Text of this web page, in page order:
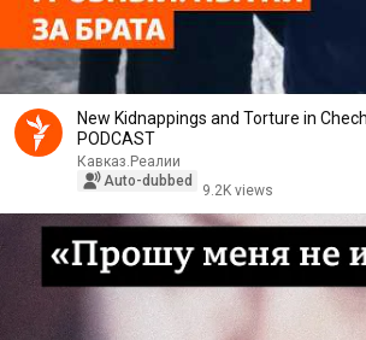
New Kidnappings and Torture in
PODCAST
Кавказ.Реалии
Auto-dubbed
9.2K views